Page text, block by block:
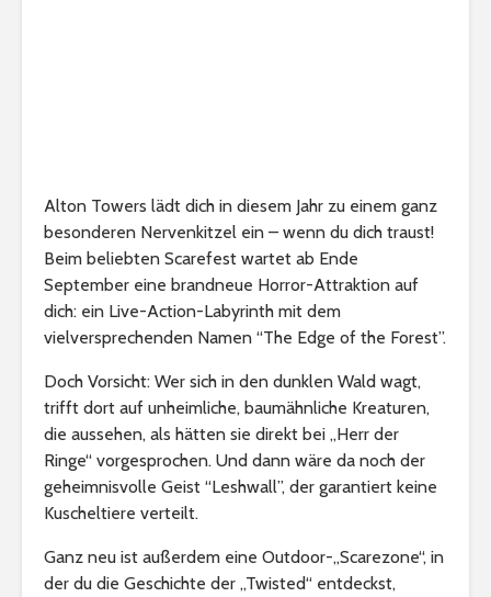
Alton Towers lädt dich in diesem Jahr zu einem ganz
besonderen Nervenkitzel ein – wenn du dich traust!
Beim beliebten Scarefest wartet ab Ende
September eine brandneue Horror-Attraktion auf
dich: ein Live-Action-Labyrinth mit dem
vielversprechenden Namen “The Edge of the Forest”.
Doch Vorsicht: Wer sich in den dunklen Wald wagt,
trifft dort auf unheimliche, baumähnliche Kreaturen,
die aussehen, als hätten sie direkt bei „Herr der
Ringe“ vorgesprochen. Und dann wäre da noch der
geheimnisvolle Geist “Leshwall”, der garantiert keine
Kuscheltiere verteilt.
Ganz neu ist außerdem eine Outdoor-„Scarezone“, in
der du die Geschichte der „Twisted“ entdeckst,